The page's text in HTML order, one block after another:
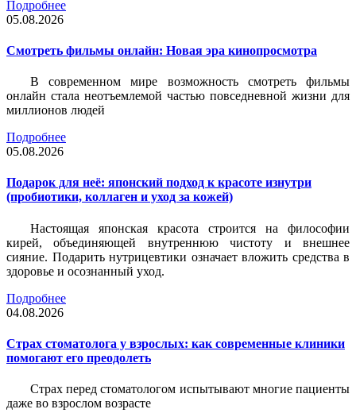
Подробнее
05.08.2026
Смотреть фильмы онлайн: Новая эра кинопросмотра
В современном мире возможность смотреть фильмы
онлайн стала неотъемлемой частью повседневной жизни для
миллионов людей
Подробнее
05.08.2026
Подарок для неё: японский подход к красоте изнутри
(пробиотики, коллаген и уход за кожей)
Настоящая японская красота строится на философии
кирей, объединяющей внутреннюю чистоту и внешнее
сияние. Подарить нутрицевтики означает вложить средства в
здоровье и осознанный уход.
Подробнее
04.08.2026
Страх стоматолога у взрослых: как современные клиники
помогают его преодолеть
Страх перед стоматологом испытывают многие пациенты
даже во взрослом возрасте